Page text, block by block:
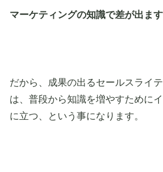
マーケティングの知識で差が出ます
だから、成果の出るセールスライ
は、普段から知識を増やすために
に立つ、という事になります。